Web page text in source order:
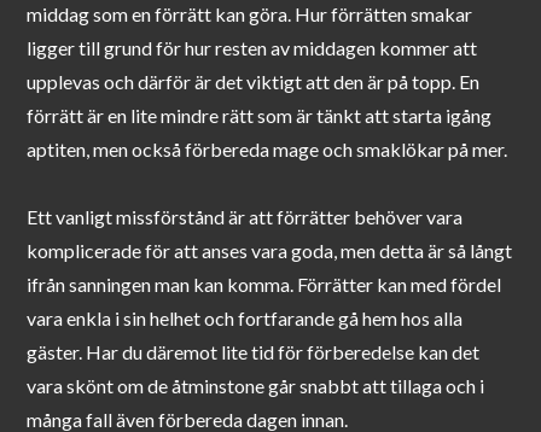
middag som en förrätt kan göra. Hur förrätten smakar
ligger till grund för hur resten av middagen kommer att
upplevas och därför är det viktigt att den är på topp. En
förrätt är en lite mindre rätt som är tänkt att starta igång
aptiten, men också förbereda mage och smaklökar på mer.
Ett vanligt missförstånd är att förrätter behöver vara
komplicerade för att anses vara goda, men detta är så långt
ifrån sanningen man kan komma. Förrätter kan med fördel
vara enkla i sin helhet och fortfarande gå hem hos alla
gäster. Har du däremot lite tid för förberedelse kan det
vara skönt om de åtminstone går snabbt att tillaga och i
många fall även förbereda dagen innan.